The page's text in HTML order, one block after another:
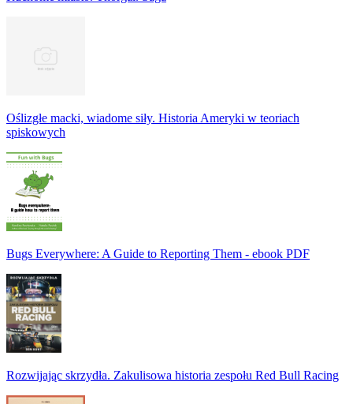
Oślizgłe macki, wiadome siły. Historia Ameryki w teoriach
spiskowych
Bugs Everywhere: A Guide to Reporting Them - ebook PDF
Rozwijając skrzydła. Zakulisowa historia zespołu Red Bull Racing